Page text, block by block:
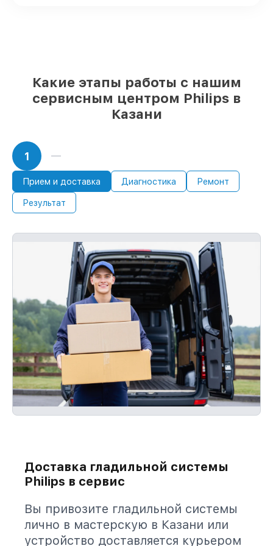
же день, если мастер начинает работу
сразу
Какие этапы работы с нашим
сервисным центром Philips в
Казани
1
Прием и доставка Диагностика Ремонт
Результат
Доставка гладильной системы
Philips в сервис
Вы привозите гладильной системы
лично в мастерскую в Казани или
устройство доставляется курьером